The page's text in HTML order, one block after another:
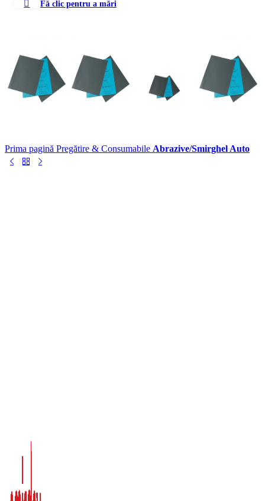
Fă clic pentru a mări
Prima pagină Pregătire & Consumabile Abrazive/Smirghel Auto